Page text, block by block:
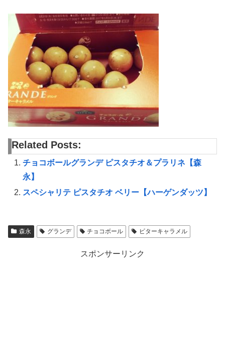
Related Posts:
チョコボールグランデ ピスタチオ＆プラリネ【森
永】
スペシャリテ ピスタチオ ベリー【ハーゲンダッツ】
森永 グランデ チョコボール ビターキャラメル
スポンサーリンク